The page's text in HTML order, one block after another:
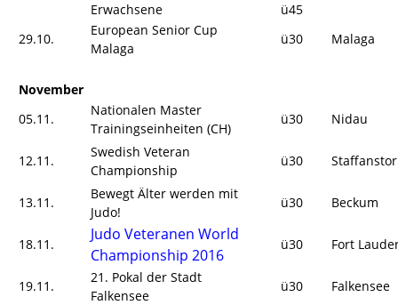
Erwachsene
ü45
29.10.
European Senior Cup
Malaga
ü30 Malaga
November
05.11.
Nationalen Master
Trainingseinheiten (CH)
ü30 Nidau
12.11.
Swedish Veteran
Championship
ü30
13.11.
Bewegt Älter werden mit
Judo!
ü30 Beckum
18.11.
Judo Veteranen World
Championship 2016
ü30 Fort
19.11.
21. Pokal der Stadt
Falkensee
ü30 Falkensee